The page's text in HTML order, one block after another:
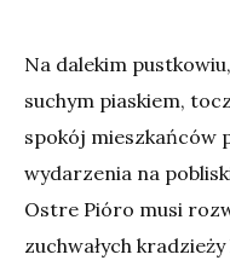
Na dalekim
suchym piaskiem,
spokój mieszkańców
wydarzenia na
Ostre Pióro musi
zuchwałych